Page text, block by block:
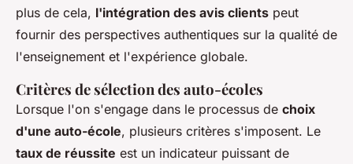
plus de cela, l'intégration des avis clients peut
fournir des perspectives authentiques sur la qualité de
l'enseignement et l'expérience globale.
Critères de sélection des auto-écoles
Lorsque l'on s'engage dans le processus de choix
d'une auto-école, plusieurs critères s'imposent. Le
taux de réussite est un indicateur puissant de